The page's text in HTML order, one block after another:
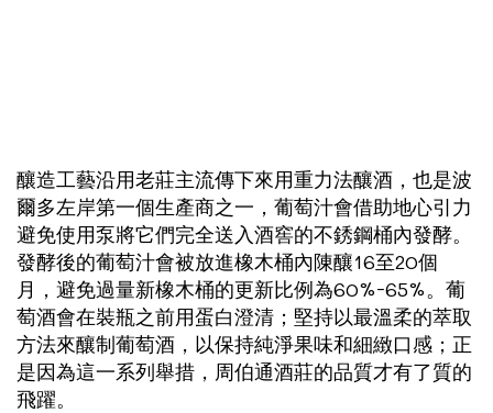
釀造工藝沿用老莊主流傳下來用重力法釀酒，也是波
爾多左岸第一個生產商之一，葡萄汁會借助地心引力
避免使用泵將它們完全送入酒窖的不銹鋼桶內發酵。
發酵後的葡萄汁會被放進橡木桶內陳釀16至20個
月，避免過量新橡木桶的更新比例為60%-65%。葡
萄酒會在裝瓶之前用蛋白澄清；堅持以最溫柔的萃取
方法來釀制葡萄酒，以保持純淨果味和細緻口感；正
是因為這一系列舉措，周伯通酒莊的品質才有了質的
飛躍。